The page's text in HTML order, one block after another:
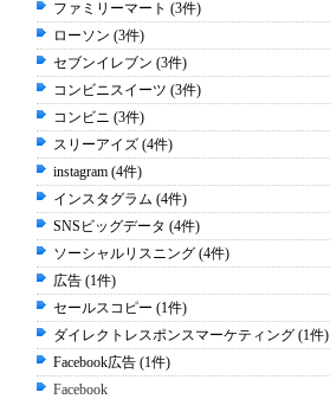
ファミリーマート (3件)
ローソン (3件)
セブンイレブン (3件)
コンビニスイーツ (3件)
コンビニ (3件)
スリーアイズ (4件)
instagram (4件)
インスタグラム (4件)
SNSビッグデータ (4件)
ソーシャルリスニング (4件)
広告 (1件)
セールスコピー (1件)
ダイレクトレスポンスマーケティング (1件)
Facebook広告 (1件)
Facebook